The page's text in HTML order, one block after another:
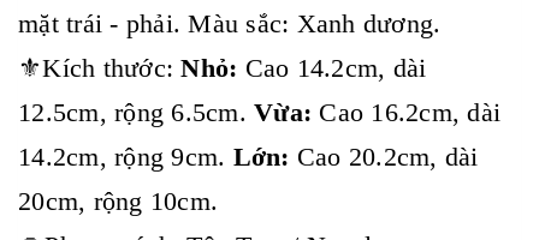
mặt trái - phải. Màu sắc: Xanh dương.
⚜️Kích thước:Nhỏ: Cao 14.2cm, dài
12.5cm, rộng 6.5cm. Vừa: Cao 16.2cm, dài
14.2cm, rộng 9cm. Lớn: Cao 20.2cm, dài
20cm, rộng 10cm.